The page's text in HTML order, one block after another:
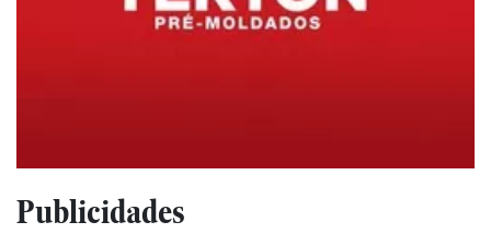
Publicidades